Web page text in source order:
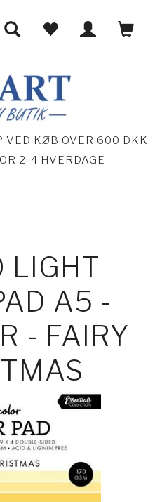
VED KØB OVER 600 DKK
2-4 HVERDAGE
LIGHT
A5 -
- FAIRY